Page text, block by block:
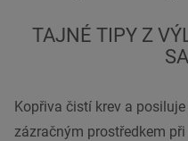
TAJNÉ TIPY Z
Kopřiva čistí krev a
zázračným prostředkem